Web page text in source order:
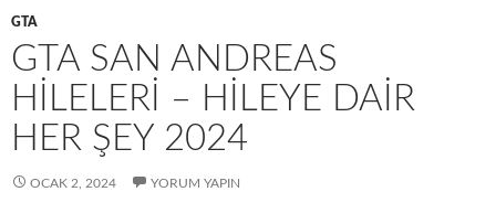
GTA
GTA SAN ANDREAS
HILELERI – HILEYE DAIR
HER ŞEY 2024
OCAK 2, 2024 YORUM YAPIN